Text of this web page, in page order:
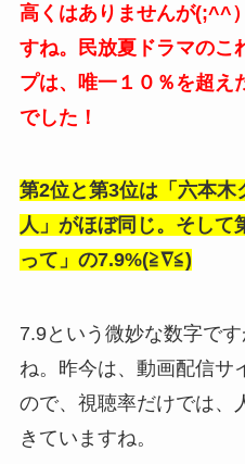
高くはありませんが(;^^
すね。民放夏ドラマのこ
プは、唯一１０％を超え
でした！
第2位と第3位は「六本木
人」がほぼ同じ。そして
って」の7.9%(≧∇≦)
7.9という微妙な数字で
ね。昨今は、動画配信サ
ので、視聴率だけでは、
きていますね。